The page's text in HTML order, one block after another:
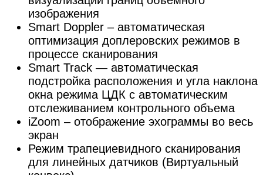
изображения
Smart Doppler – автоматическая
оптимизация доплеровских режимов в
процессе сканирования
Smart Track — автоматическая
подстройка расположения и угла наклона
окна режима ЦДК с автоматическим
отслеживанием контрольного объема
iZoom – отображение эхограммы во весь
экран
Режим трапециевидного сканирования
для линейных датчиков (Виртуальный